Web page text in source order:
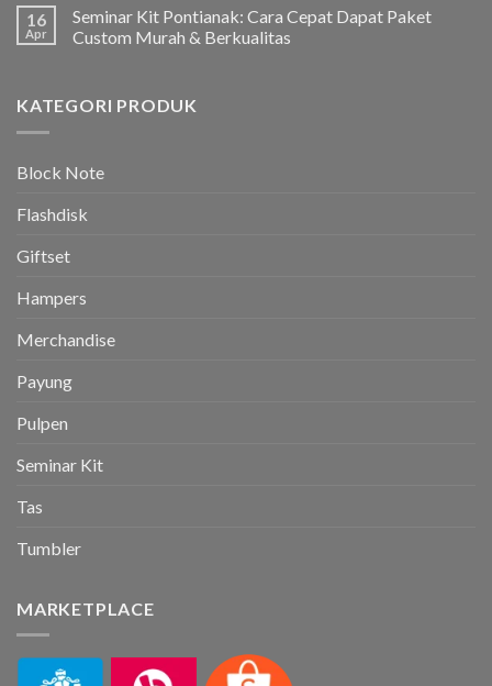
16
Apr
Seminar Kit Pontianak: Cara Cepat Dapat Paket
Custom Murah & Berkualitas
KATEGORI PRODUK
Block Note
Flashdisk
Giftset
Hampers
Merchandise
Payung
Pulpen
Seminar Kit
Tas
Tumbler
MARKETPLACE